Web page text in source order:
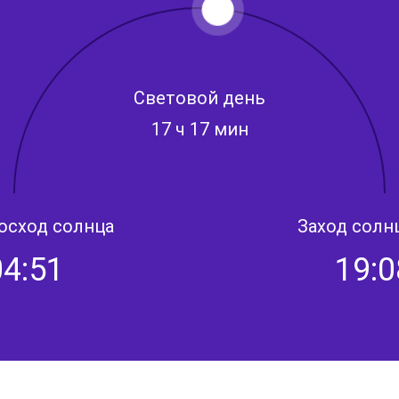
Световой день
17 ч 17 мин
солнца Заход